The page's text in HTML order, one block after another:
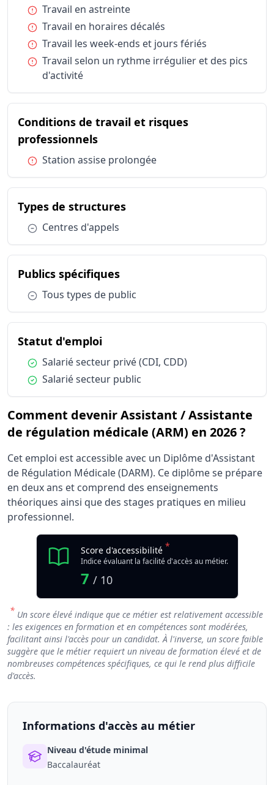
Horaires et durée du travail
Horaires et durée du travail
Horaires et durée du travail
Horaires et durée du travail
Travail
Conditions de travail et risques professionnels
Station
Types de structures
Centres
Publics spécifiques
Tous
Statut d'emploi
Statut d'emploi
Condition :
Travail en astreinte
Condition :
Travail en horaires décalés
Condition :
Travail les week-ends et jours fériés
Condition :
Travail selon un rythme irrégulier et des pics
d'activité
Conditions de travail et risques
professionnelsdu métier Assistant /
Condition :
Station assise prolongée
Types de structuresdu métier Assistant /
Condition :
Centres d'appels
Publics spécifiquesdu métier Assistant /
Condition :
Tous types de public
Statut d'emploidu métier Assistant /
Condition :
Salarié secteur privé (CDI, CDD)
Condition :
Salarié secteur public
Comment devenir Assistant / Assistante
de régulation médicale (ARM) en 2026 ?
Cet emploi est accessible avec un Diplôme d'Assistant
de Régulation Médicale (DARM). Ce diplôme se prépare
en deux ans et comprend des enseignements
théoriques ainsi que des stages pratiques en milieu
professionnel.
Score d'accessibilité *
Indice évaluant la facilité d'accès au métier.
7 / 10
* Un score élevé indique que ce métier est relativement accessible
: les exigences en formation et en compétences sont modérées,
facilitant ainsi l'accès pour un candidat. À l'inverse, un score faible
suggère que le métier requiert un niveau de formation élevé et de
nombreuses compétences spécifiques, ce qui le rend plus difficile
d'accès.
Informations d'accès au métier
Niveau d'étude minimal
Baccalauréat